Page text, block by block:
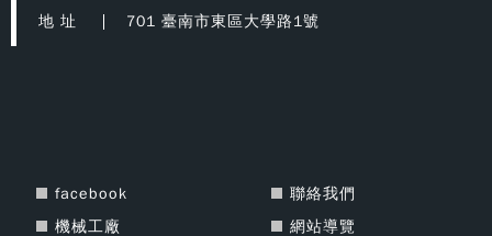
地 址
701 臺南市東區大學路1號
facebook
機械工廠
聯絡我們
網站導覽